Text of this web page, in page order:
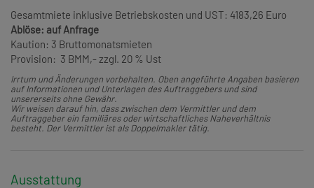
Gesamtmiete inklusive Betriebskosten und UST: 4183,26 Euro
Ablöse: auf Anfrage
Kaution: 3 Bruttomonatsmieten
Provision: 3 BMM,- zzgl. 20 % Ust
Irrtum und Änderungen vorbehalten. Oben angeführte Angaben basieren
auf Informationen und Unterlagen des Auftraggebers und sind
unsererseits ohne Gewähr.
Wir weisen darauf hin, dass zwischen dem Vermittler und dem
Auftraggeber ein familiäres oder wirtschaftliches Naheverhältnis
besteht. Der Vermittler ist als Doppelmakler tätig.
Ausstattung